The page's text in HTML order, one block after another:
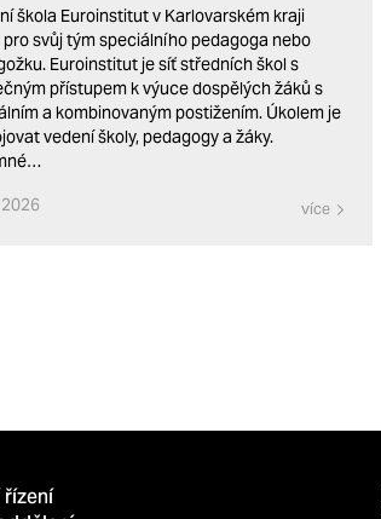
škola Euroinstitut v Karlovarském kraji
pro svůj tým speciálního pedagoga nebo
Euroinstitut je síť středních škol s
přístupem k výuce dospělých žáků s
a kombinovaným postižením. Úkolem je
vedení školy, pedagogy a žáky.
více
řízení